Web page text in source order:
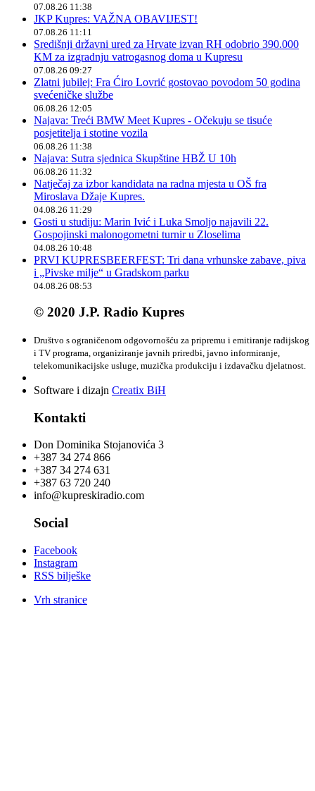
07.08.26 11:38
JKP Kupres: VAŽNA OBAVIJEST!
07.08.26 11:11
Središnji državni ured za Hrvate izvan RH odobrio 390.000
KM za izgradnju vatrogasnog doma u Kupresu
07.08.26 09:27
Zlatni jubilej: Fra Ćiro Lovrić gostovao povodom 50 godina
svećeničke službe
06.08.26 12:05
Najava: Treći BMW Meet Kupres - Očekuju se tisuće
posjetitelja i stotine vozila
06.08.26 11:38
Najava: Sutra sjednica Skupštine HBŽ U 10h
06.08.26 11:32
Natječaj za izbor kandidata na radna mjesta u OŠ fra
Miroslava Džaje Kupres.
04.08.26 11:29
Gosti u studiju: Marin Ivić i Luka Smoljo najavili 22.
Gospojinski malonogometni turnir u Zloselima
04.08.26 10:48
PRVI KUPRESBEERFEST: Tri dana vrhunske zabave, piva
i „Pivske milje“ u Gradskom parku
04.08.26 08:53
© 2020 J.P. Radio Kupres
Društvo s ograničenom odgovornošću za pripremu i emitiranje radijskog
i TV programa, organiziranje javnih priredbi, javno informiranje,
telekomunikacijske usluge, muzička produkciju i izdavačku djelatnost.
Software i dizajn Creatix BiH
Kontakti
Don Dominika Stojanovića 3
+387 34 274 866
+387 34 274 631
+387 63 720 240
info@kupreskiradio.com
Social
Facebook
Instagram
RSS bilješke
Vrh stranice